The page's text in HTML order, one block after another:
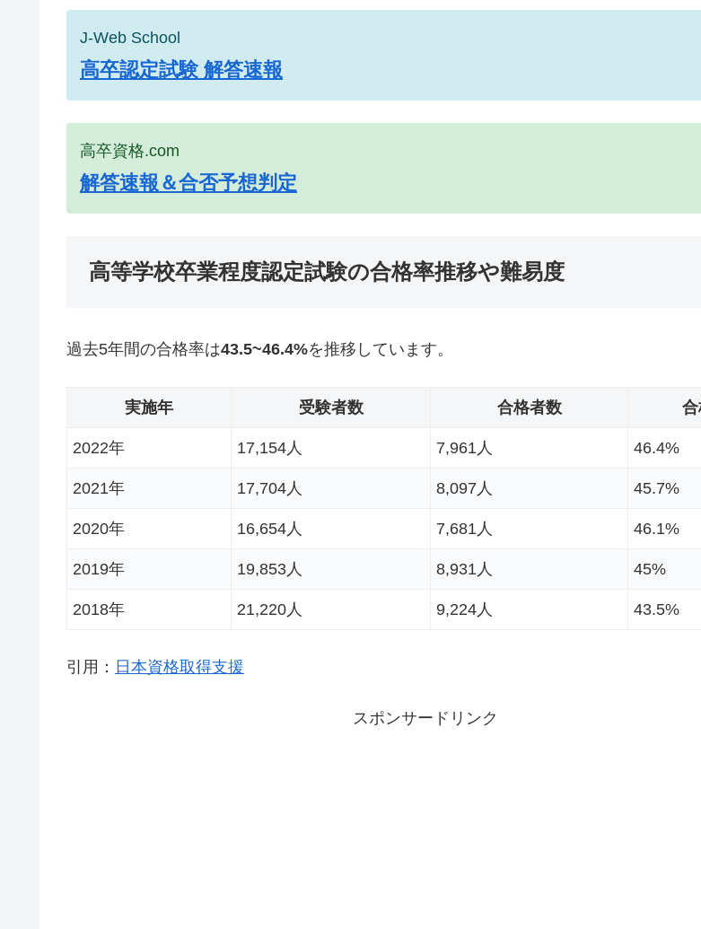
J-Web School
高卒認定試験 解答速報
高卒資格.com
解答速報＆合否予想判定
高等学校卒業程度認定試験の合格率推移や難易度
過去5年間の合格率は43.5~46.4%を推移しています。
実施年 受験者数 合格者数
2022年 17,154人 7,961人 46.4%
2021年 17,704人 8,097人 45.7%
2020年 16,654人 7,681人 46.1%
2019年 19,853人 8,931人 45%
2018年 21,220人 9,224人 43.5%
引用： 日本資格取得支援
スポンサードリンク